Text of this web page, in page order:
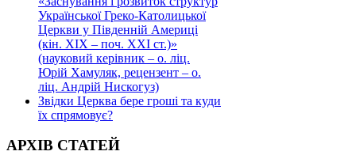
Української Греко-Католицької
Церкви у Південній Америці
(кін. ХІХ – поч. ХХІ ст.)»
(науковий керівник – о. ліц.
Юрій Хамуляк, рецензент – о.
ліц. Андрій Нискогуз)
Звідки Церква бере гроші та куди
їх спрямовує?
АРХІВ СТАТЕЙ